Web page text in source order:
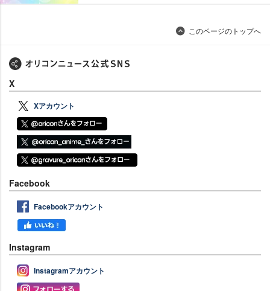
このページのトップへ
X
Xアカウント
Facebook
Facebookアカウント
Instagram
Instagramアカウント